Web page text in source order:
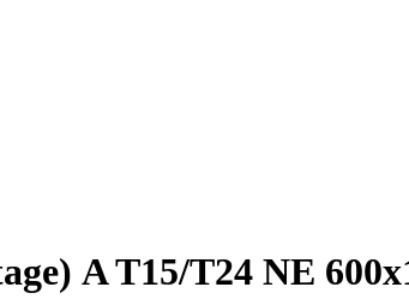
A T15/T24 NE